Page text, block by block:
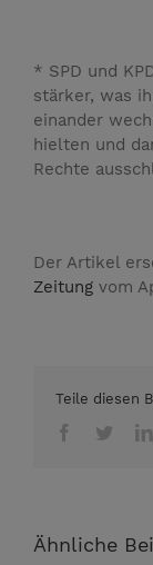
* SPD und
stärker, was
einander
hielten und
Rechte
Der Artikel
Zeitung vom
Teile diesen
FacebookTwitter
Ähnliche